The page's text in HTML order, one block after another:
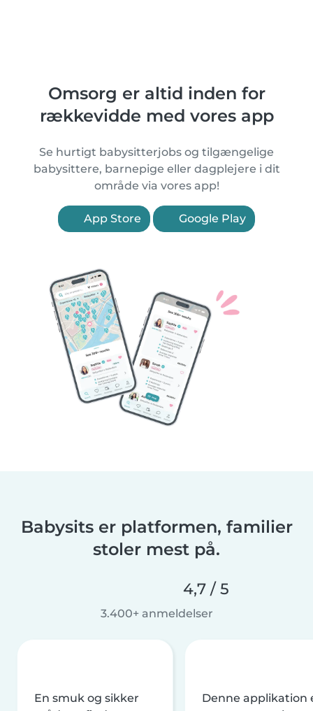
Omsorg er altid inden for
rækkevidde med vores app
Se hurtigt babysitterjobs og tilgængelige
babysittere, barnepige eller dagplejere i dit
område via vores app!
App Store Google Play
Babysits er platformen, familier
stoler mest på.
4,7 / 5
3.400+ anmeldelser
En smuk og sikker
Denne applikation